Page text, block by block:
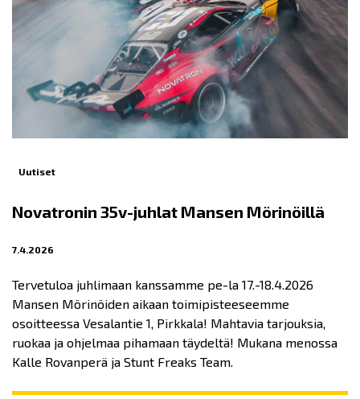
Uutiset
Novatronin 35v-juhlat Mansen Mörinöillä
7.4.2026
Tervetuloa juhlimaan kanssamme pe-la 17.-18.4.2026
Mansen Mörinöiden aikaan toimipisteeseemme
osoitteessa Vesalantie 1, Pirkkala! Mahtavia tarjouksia,
ruokaa ja ohjelmaa pihamaan täydeltä! Mukana menossa
Kalle Rovanperä ja Stunt Freaks Team.